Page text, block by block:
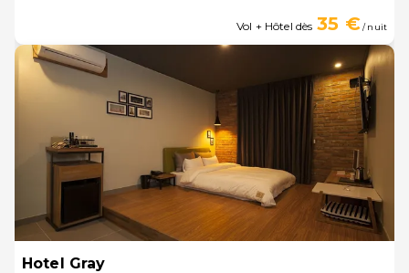
Vol + Hôtel dès 35 €/ nuit
Hotel Gray